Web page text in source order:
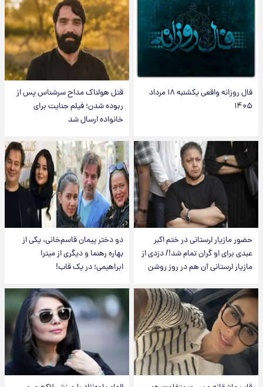
فال روزانه واقعی یکشنبه ۱۸ مرداد
۱۴۰۵
قتل هولناک مداح سرشناس پس از
ربوده شدن؛ فیلم جنایت برای
خانواده ارسال شد
حضور مازیار لرستانی در ختم اکبر
عبدی برای او گران تمام شد!/ دزدی از
مازیار لرستانی آن هم در روز روشن
دو دختر پیمان قاسم‌خانی، یکی از
بهاره رهنما و دیگری از میترا
ابراهیمی؛ در یک قاب!